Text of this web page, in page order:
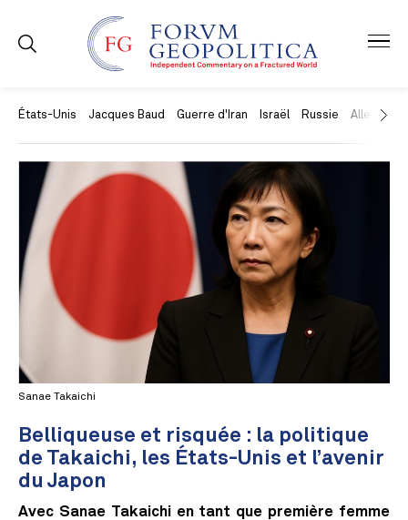
États-Unis Jacques Baud Guerre d'Iran Israël Russie Allemagne
Sanae Takaichi
Belliqueuse et risquée : la politique
de Takaichi, les États-Unis et l’avenir
du Japon
Avec Sanae Takaichi en tant que première femme